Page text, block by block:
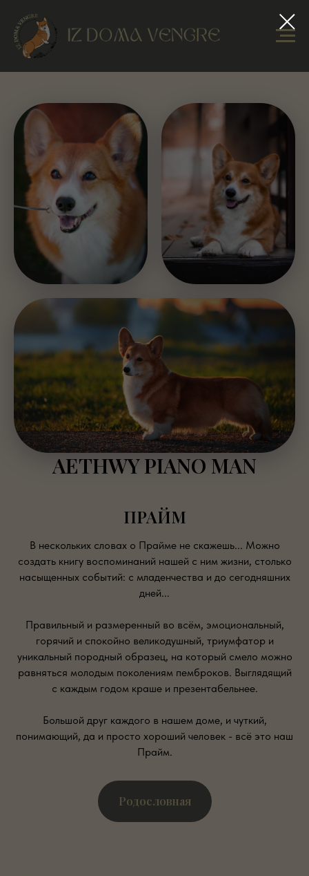
AETHWY PIANO MAN
ПРАЙМ
В нескольких словах о Прайме не скажешь... Можно
создать книгу воспоминаний нашей с ним жизни, столько
насыщенных событий: с младенчества и до сегодняшних
дней...
Правильный и размеренный во всём, эмоциональный,
горячий и спокойно великодушный, триумфатор и
уникальный породный образец, на который смело можно
равняться молодым поколениям пемброков. Выглядящий
с каждым годом краше и презентабельнее.
Большой друг каждого в нашем доме, и чуткий,
понимающий, да и просто хороший человек - всё это наш
Прайм.
Родословная